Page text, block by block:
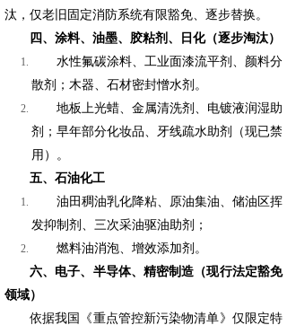
汰，仅老旧固定消防系统有限豁免、逐步替换。
四、涂料、油墨、胶粘剂、日化（逐步淘汰）
水性氟碳涂料、工业面漆流平剂、颜料分
散剂；木器、石材密封憎水剂。
地板上光蜡、金属清洗剂、电镀液润湿助
剂；早年部分化妆品、牙线疏水助剂（现已禁
用）。
五、石油化工
油田稠油乳化降粘、原油集油、储油区挥
发抑制剂、三次采油驱油助剂；
燃料油消泡、增效添加剂。
六、电子、半导体、精密制造（现行法定豁免
领域）
依据我国《重点管控新污染物清单》仅限定特